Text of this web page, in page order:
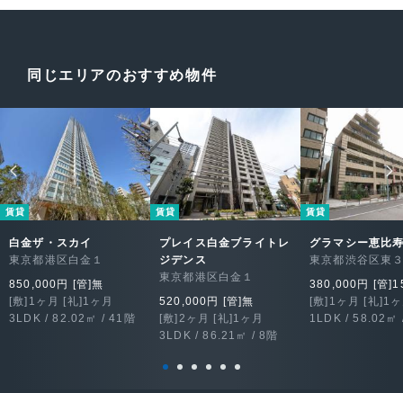
同じエリアのおすすめ物件
賃貸
白金ザ・スカイ
東京都港区白金１
850,000円 [管]無
[敷]1ヶ月 [礼]1ヶ月
3LDK / 82.02㎡ / 41階
賃貸
プレイス白金ブライトレ
ジデンス
東京都港区白金１
520,000円 [管]無
[敷]2ヶ月 [礼]1ヶ月
3LDK / 86.21㎡ / 8階
賃貸
グラマシー恵比
東京都渋谷区東
380,000円 [管
[敷]1ヶ月 [礼]1
1LDK / 58.02㎡